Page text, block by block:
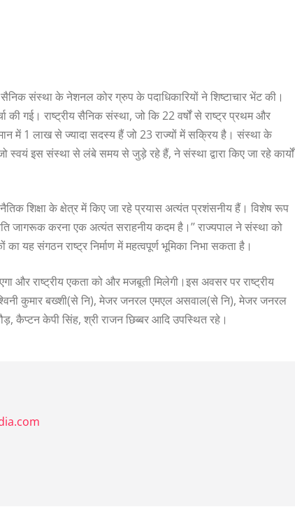
संस्था के नेशनल कोर ग्रुप के पदाधिकारियों ने शिष्टाचार भेंट की।
की गई। राष्ट्रीय सैनिक संस्था, जो कि 22 वर्षों से राष्ट्र प्रथम और
में 1 लाख से ज्यादा सदस्य हैं जो 23 राज्यों में सक्रिय है। संस्था के
इस संस्था से लंबे समय से जुड़े रहे हैं, ने संस्था द्वारा किए जा रहे कार्यों
नैतिक शिक्षा के क्षेत्र में किए जा रहे प्रयास अत्यंत प्रशंसनीय हैं। विशेष रूप
जागरूक करना एक अत्यंत सराहनीय कदम है।’’ राज्यपाल ने संस्था को
यह संगठन राष्ट्र निर्माण में महत्वपूर्ण भूमिका निभा सकता है।
और राष्ट्रीय एकता को और मजबूती मिलेगी।इस अवसर पर राष्ट्रीय
कुमार बख्शी(से नि), मेजर जनरल एमएल असवाल(से नि), मेजर जनरल
कैप्टन केपी सिंह, श्री राजन छिब्बर आदि उपस्थित रहे।